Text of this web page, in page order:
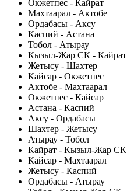
Окжетпес - Кайрат
Махтаарал - Актобе
Ордабасы - Аксу
Каспий - Астана
Тобол - Атырау
Кызыл-Жар СК - Кайрат
Жетысу - Шахтер
Кайсар - Окжетпес
Актобе - Махтаарал
Окжетпес - Кайсар
Астана - Каспий
Аксу - Ордабасы
Шахтер - Жетысу
Атырау - Тобол
Кайрат - Кызыл-Жар СК
Кайсар - Махтаарал
Жетысу - Каспий
Ордабасы - Атырау